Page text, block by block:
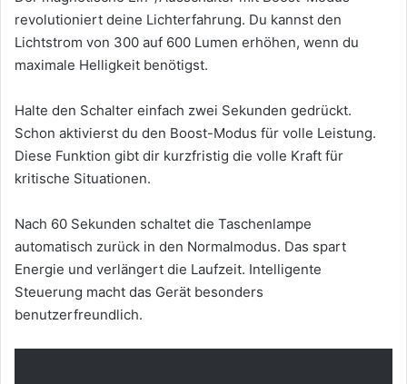
revolutioniert deine Lichterfahrung. Du kannst den
Lichtstrom von 300 auf 600 Lumen erhöhen, wenn du
maximale Helligkeit benötigst.
Halte den Schalter einfach zwei Sekunden gedrückt.
Schon aktivierst du den Boost-Modus für volle Leistung.
Diese Funktion gibt dir kurzfristig die volle Kraft für
kritische Situationen.
Nach 60 Sekunden schaltet die Taschenlampe
automatisch zurück in den Normalmodus. Das spart
Energie und verlängert die Laufzeit. Intelligente
Steuerung macht das Gerät besonders
benutzerfreundlich.